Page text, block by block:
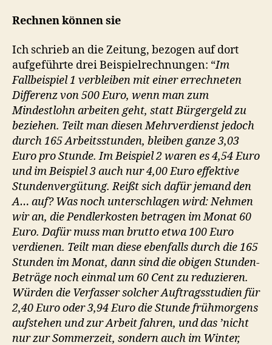
Rechnen können sie
Ich schrieb an die Zeitung, bezogen auf dort
aufgeführte drei Beispielrechnungen: “Im
Fallbeispiel 1 verbleiben mit einer errechneten
Differenz von 500 Euro, wenn man zum
Mindestlohn arbeiten geht, statt Bürgergeld zu
beziehen. Teilt man diesen Mehrverdienst jedoch
durch 165 Arbeitsstunden, bleiben ganze 3,03
Euro pro Stunde. Im Beispiel 2 waren es 4,54 Euro
und im Beispiel 3 auch nur 4,00 Euro effektive
Stundenvergütung. Reißt sich dafür jemand den
A… auf? Was noch unterschlagen wird: Nehmen
wir an, die Pendlerkosten betragen im Monat 60
Euro. Dafür muss man brutto etwa 100 Euro
verdienen. Teilt man diese ebenfalls durch die 165
Stunden im Monat, dann sind die obigen Stunden-
Beträge noch einmal um 60 Cent zu reduzieren.
Würden die Verfasser solcher Auftragsstudien für
2,40 Euro oder 3,94 Euro die Stunde frühmorgens
aufstehen und zur Arbeit fahren, und das ’nicht
nur zur Sommerzeit, sondern auch im Winter,